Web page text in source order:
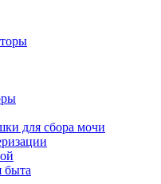
для сбора мочи
быта